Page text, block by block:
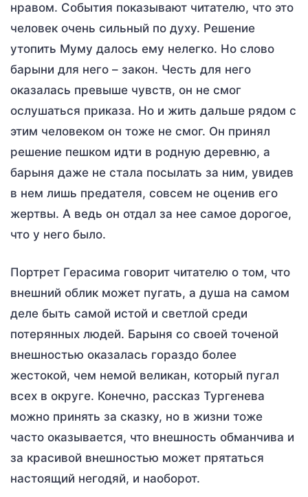
нравом. События показывают читателю, что это
человек очень сильный по духу. Решение
утопить Муму далось ему нелегко. Но слово
барыни для него – закон. Честь для него
оказалась превыше чувств, он не смог
ослушаться приказа. Но и жить дальше рядом с
этим человеком он тоже не смог. Он принял
решение пешком идти в родную деревню, а
барыня даже не стала посылать за ним, увидев
в нем лишь предателя, совсем не оценив его
жертвы. А ведь он отдал за нее самое дорогое,
что у него было.
Портрет Герасима говорит читателю о том, что
внешний облик может пугать, а душа на самом
деле быть самой истой и светлой среди
потерянных людей. Барыня со своей точеной
внешностью оказалась гораздо более
жестокой, чем немой великан, который пугал
всех в округе. Конечно, рассказ Тургенева
можно принять за сказку, но в жизни тоже
часто оказывается, что внешность обманчива и
за красивой внешностью может прятаться
настоящий негодяй, и наоборот.